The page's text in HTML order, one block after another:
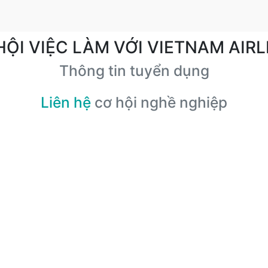
VIỆC LÀM VỚI VIETNAM
Thông tin tuyển dụng
Liên hệ cơ hội nghề nghiệp